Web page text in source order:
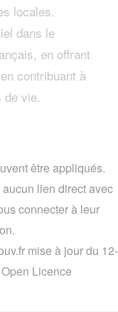
locales.
dans le
en offrant
contribuant à
de vie.
être appliqués.
lien direct avec
connecter à leur
mise à jour du 12-
Licence